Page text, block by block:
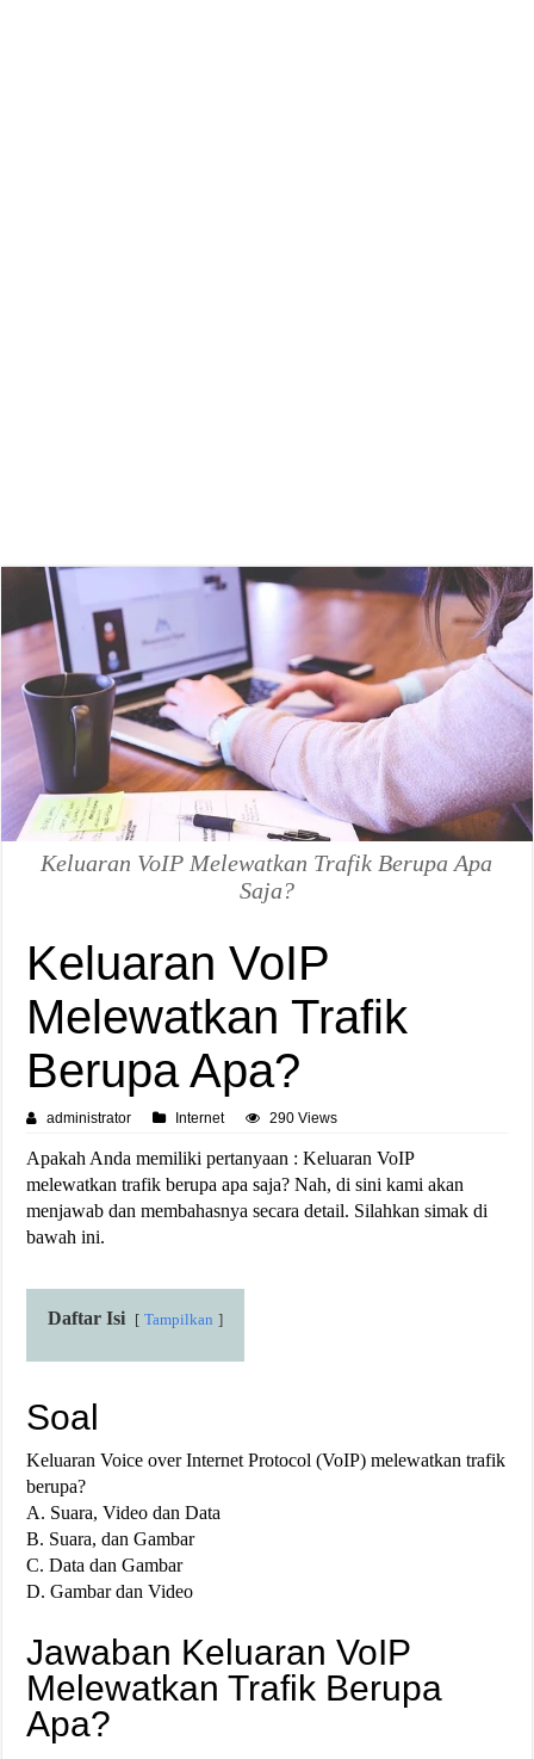
Keluaran VoIP Melewatkan Trafik Berupa Apa
Saja?
Keluaran VoIP
Melewatkan Trafik
Berupa Apa?
administrator Internet 290 Views
Apakah Anda memiliki pertanyaan : Keluaran VoIP
melewatkan trafik berupa apa saja? Nah, di sini kami akan
menjawab dan membahasnya secara detail. Silahkan simak di
bawah ini.
Daftar Isi Tampilkan
Soal
Keluaran Voice over Internet Protocol (VoIP) melewatkan trafik
berupa?
A. Suara, Video dan Data
B. Suara, dan Gambar
C. Data dan Gambar
D. Gambar dan Video
Jawaban Keluaran VoIP
Melewatkan Trafik Berupa
Apa?